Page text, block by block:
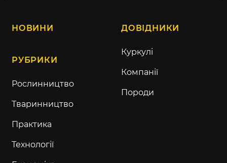
НОВИНИ
РУБРИКИ
Рослинництво
Тваринництво
Практика
Технології
ДОВІДНИКИ
Куркулі
Компанії
Породи